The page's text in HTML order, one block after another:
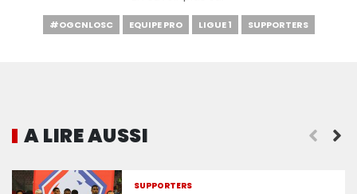
#OGCNLOSC EQUIPE PRO LIGUE 1 SUPPORTERS
A LIRE AUSSI
SUPPORTERS
Nice 1-1 Lille : Minute par minute